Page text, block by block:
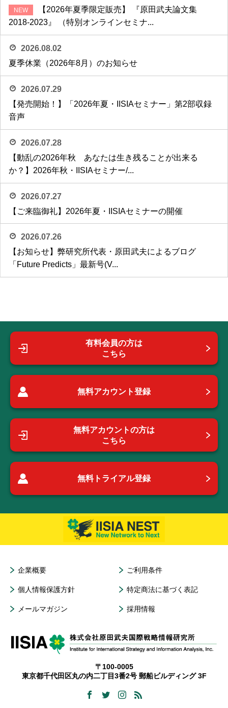
【2026年夏季限定販売】 『原田武夫論文集
2018-2023』 （特別オンラインセミナ...
2026.08.02
夏季休業（2026年8月）のお知らせ
2026.07.29
【発売開始！】「2026年夏・IISIAセミナー」第2部収録
音声
2026.07.28
【動乱の2026年秋 あなたは生き残ることが出来る
か？】2026年秋・IISIAセミナー/...
2026.07.27
【ご来臨御礼】2026年夏・IISIAセミナーの開催
2026.07.26
【お知らせ】弊研究所代表・原田武夫によるブログ
「Future Predicts」最新号(V...
有料会員の方は
こちら
無料アカウント登録
無料アカウントの方は
こちら
無料トライアル登録
企業概要 ご利用条件
個人情報保護方針 特定商法に基づく表記
メールマガジン 採用情報
〒100-0005
東京都千代田区丸の内二丁目3番2号 郵船ビルディング 3F